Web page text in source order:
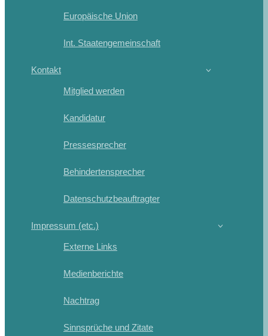
Europäische Union
Int. Staatengemeinschaft
Kontakt
Mitglied werden
Kandidatur
Pressesprecher
Behindertensprecher
Datenschutzbeauftragter
Impressum (etc.)
Externe Links
Medienberichte
Nachtrag
Sinnsprüche und Zitate